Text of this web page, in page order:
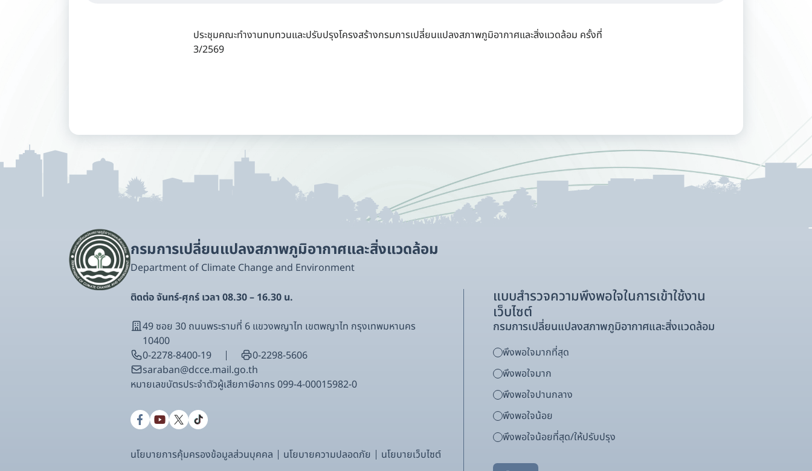
ประชุมคณะทำงานทบทวนและปรับปรุงโครงสร้างกรมการเปลี่ยนแปลงสภาพภูมิอากาศและสิ่งแวดล้อม ครั้งที่
3/2569
กรมการเปลี่ยนแปลงสภาพภูมิอากาศและสิ่งแวดล้อม
Department of Climate Change and Environment
ติดต่อ จันทร์-ศุกร์ เวลา 08.30 – 16.30 น.
49 ซอย 30 ถนนพระรามที่ 6 แขวงพญาไท เขตพญาไท กรุงเทพมหานคร
10400
0-2278-8400-19
0-2298-5606
saraban@dcce.mail.go.th
หมายเลขบัตรประจําตัวผู้เสียภาษีอากร 099-4-00015982-0
นโยบายการคุ้มครองข้อมูลส่วนบุคคล นโยบายความปลอดภัย นโยบายเว็บไซต์
แบบสำรวจความพึงพอใจในการเข้าใช้งาน
เว็บไซต์
กรมการเปลี่ยนแปลงสภาพภูมิอากาศและสิ่งแวดล้อม
พึงพอใจมากที่สุด
พึงพอใจมาก
พึงพอใจปานกลาง
พึงพอใจน้อย
พึงพอใจน้อยที่สุด/ให้ปรับปรุง